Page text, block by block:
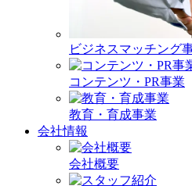
ビジネスマッチング
コンテンツ・PR事業
教育・育成事業
会社情報
会社概要